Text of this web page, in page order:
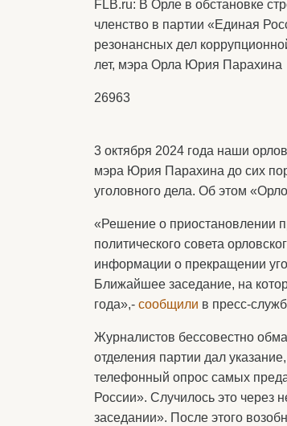
FLB.ru: В Орле в обстановке
членство в партии «Единая
резонансных дел
лет, мэра Орла Юрия Парахина
26963
3 октября 2024 года наши
мэра Юрия Парахина до сих
уголовного дела. Об этом
«Решение о приостановлении
политического совета
информации о прекращении
Ближайшее заседание, на
года»,- сообщили в пресс-
Журналистов бессовестно
отделения партии дал
телефонный опрос самых
России». Случилось это через
заседании». После этого